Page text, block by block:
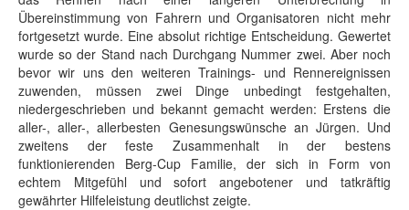
Übereinstimmung von Fahrern und Organisatoren nicht mehr
fortgesetzt wurde. Eine absolut richtige Entscheidung. Gewertet
wurde so der Stand nach Durchgang Nummer zwei. Aber noch
bevor wir uns den weiteren Trainings- und Rennereignissen
zuwenden, müssen zwei Dinge unbedingt festgehalten,
niedergeschrieben und bekannt gemacht werden: Erstens die
aller-, aller-, allerbesten Genesungswünsche an Jürgen. Und
zweitens der feste Zusammenhalt in der bestens
funktionierenden Berg-Cup Familie, der sich in Form von
echtem Mitgefühl und sofort angebotener und tatkräftig
gewährter Hilfeleistung deutlichst zeigte.